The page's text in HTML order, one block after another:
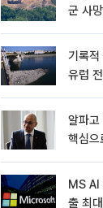
군 사
기록
유럽
알파고
핵심으
MS AI
출 최